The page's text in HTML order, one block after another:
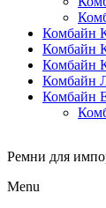
Комбайн
Комбайн
Комбайн
Комбайн
Комбайн
Ремни для
Menu